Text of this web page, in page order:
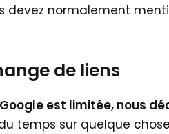
devez normalement
de liens
est limitée, nous
temps sur quelque